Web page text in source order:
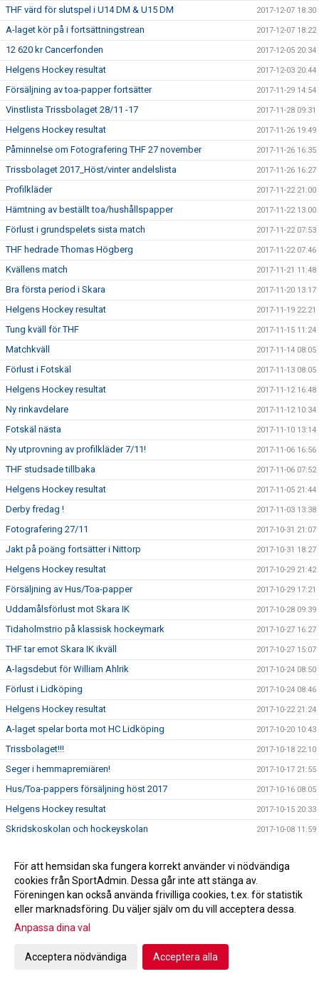
THF värd för slutspel i U14 DM & U15 DM 2017-12-07 18:30
A-laget kör på i fortsättningstrean 2017-12-07 18:22
12 620 kr Cancerfonden 2017-12-05 20:34
Helgens Hockey resultat 2017-12-03 20:44
Försäljning av toa-papper fortsätter 2017-11-29 14:54
Vinstlista Trissbolaget 28/11 -17 2017-11-28 09:31
Helgens Hockey resultat 2017-11-26 19:49
Påminnelse om Fotografering THF 27 november 2017-11-26 16:35
Trissbolaget 2017_Höst/vinter andelslista 2017-11-26 16:27
Profilkläder 2017-11-22 21:00
Hämtning av beställt toa/hushållspapper 2017-11-22 13:00
Förlust i grundspelets sista match 2017-11-22 07:53
THF hedrade Thomas Högberg 2017-11-22 07:46
Kvällens match 2017-11-21 11:48
Bra första period i Skara 2017-11-20 13:17
Helgens Hockey resultat 2017-11-19 22:21
Tung kväll för THF 2017-11-15 11:24
Matchkväll 2017-11-14 08:05
Förlust i Fotskäl 2017-11-13 08:05
Helgens Hockey resultat 2017-11-12 16:48
Ny rinkavdelare 2017-11-12 10:34
Fotskäl nästa 2017-11-10 13:14
Ny utprovning av profilkläder 7/11! 2017-11-06 16:56
THF studsade tillbaka 2017-11-06 07:52
Helgens Hockey resultat 2017-11-05 21:44
Derby fredag ! 2017-11-03 13:38
Fotografering 27/11 2017-10-31 21:07
Jakt på poäng fortsätter i Nittorp 2017-10-31 18:27
Helgens Hockey resultat 2017-10-29 21:42
Försäljning av Hus/Toa-papper 2017-10-29 17:21
Uddamålsförlust mot Skara IK 2017-10-28 09:39
Tidaholmstrio på klassisk hockeymark 2017-10-27 16:27
THF tar emot Skara IK ikväll 2017-10-27 15:07
A-lagsdebut för William Ahlrik 2017-10-24 08:50
Förlust i Lidköping 2017-10-24 08:46
Helgens Hockey resultat 2017-10-22 21:24
A-laget spelar borta mot HC Lidköping 2017-10-20 10:43
Trissbolaget!!! 2017-10-18 22:10
Seger i hemmapremiären! 2017-10-17 21:55
Hus/Toa-pappers försäljning höst 2017 2017-10-16 08:05
Helgens Hockey resultat 2017-10-15 20:33
Skridskoskolan och hockeyskolan 2017-10-08 11:59
Bilder kick-off! 2017-09-03 19:58
Profilkläder 2017-08-24 19:58
Utprovning av profilkläder 2017-08-08 20:46
Dags igen för Kick-Off!
För att hemsidan ska fungera korrekt använder vi nödvändiga
cookies från SportAdmin. Dessa går inte att stänga av.
Föreningen kan också använda frivilliga cookies, t.ex. för statistik
eller marknadsföring. Du väljer själv om du vill acceptera dessa.
Anpassa dina val
Acceptera nödvändiga Acceptera alla